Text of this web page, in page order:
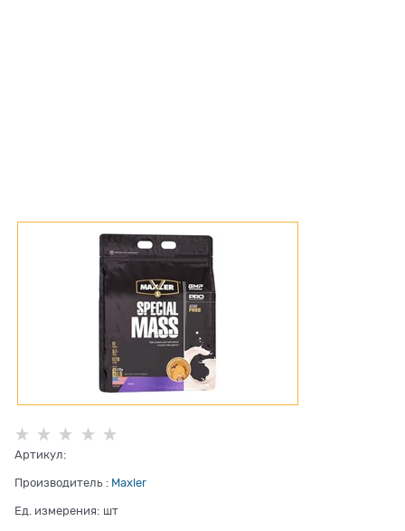
Артикул:
Производитель : Maxler
Ед. измерения: шт